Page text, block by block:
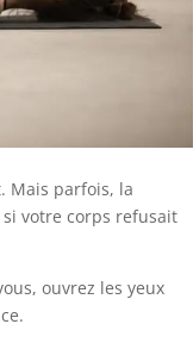
Mais parfois, la
votre corps refusait
ouvrez les yeux